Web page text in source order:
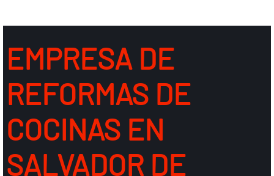
EMPRESA DE
REFORMAS DE
COCINAS EN
SALVADOR DE